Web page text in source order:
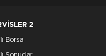
2
Borsa